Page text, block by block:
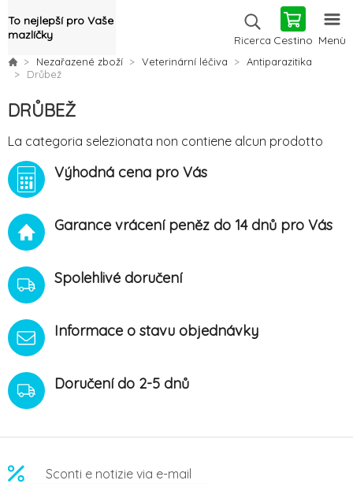
To nejlepší pro Vaše
mazlíčky
Ricerca Cestino Menù
Nezařazené zboží Veterinární léčiva
Antiparazitika
Drůbež
DRŮBEŽ
La categoria selezionata non contiene alcun prodotto
Výhodná cena pro Vás
Garance vrácení peněz do 14 dnů pro Vás
Spolehlivé doručení
Informace o stavu objednávky
Doručení do 2-5 dnů
Sconti e notizie via e-mail